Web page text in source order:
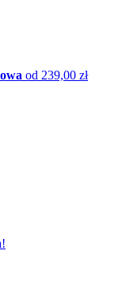
od 239,00 zł